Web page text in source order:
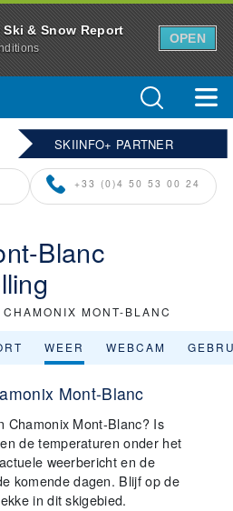
Ski & Snow Report
OPEN
SKIINFO+ PARTNER
+33 (0)4 50 53 00 24
Blanc
CHAMONIX MONT-BLANC
WEER WEBCAM
Mont-Blanc
Chamonix Mont-Blanc? Is
de temperaturen onder het
weerbericht en de
komende dagen. Blijf op de
in dit skigebied.